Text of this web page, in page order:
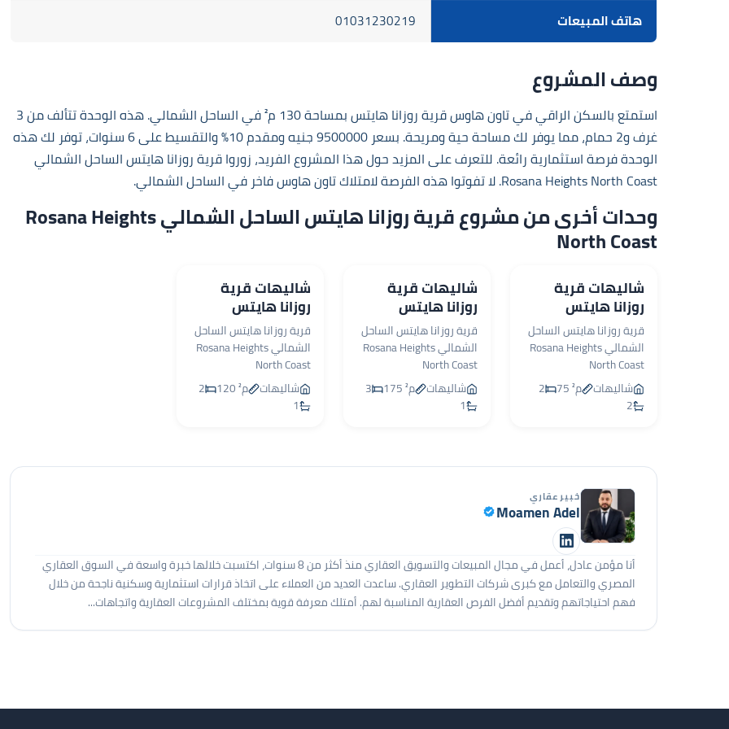
هاتف المبيعات
01031230219
وصف المشروع
استمتع بالسكن الراقي في تاون هاوس قرية روزانا هايتس بمساحة 130 م² في الساحل الشمالي. هذه الوحدة تتألف من 3
غرف و2 حمام، مما يوفر لك مساحة حية ومريحة. بسعر 9500000 جنيه ومقدم 10% والتقسيط على 6 سنوات، توفر لك هذه
الوحدة فرصة استثمارية رائعة. للتعرف على المزيد حول هذا المشروع الفريد، زورواقرية روزانا هايتس الساحل الشمالي
Rosana Heights North Coast. لا تفوتوا هذه الفرصة لامتلاك تاون هاوس فاخر في الساحل الشمالي.
وحدات أخرى من مشروع قرية روزانا هايتس الساحل الشمالي Rosana Heights
North Coast
6,150,000 جم
شاليهات قرية
روزانا هايتس
بمساحة 75 م²
الساحل الشمالي
قرية روزانا هايتس الساحل
الشمالي Rosana Heights
North Coast
شاليهات 75 م²
2
2
شاليهات قرية
روزانا هايتس
بمساحة 175 م²
الساحل الشمالي
قرية روزانا هايتس الساحل
الشمالي Rosana Heights
North Coast
شاليهات 175 م²
3
1
شاليهات قرية
روزانا هايتس
بمساحة 120 م²
الساحل الشمالي
قرية روزانا هايتس الساحل
الشمالي Rosana Heights
North Coast
شاليهات 120 م²
2
1
خبير عقاري
Moamen Adel
أنا مؤمن عادل، أعمل في مجال المبيعات والتسويق العقاري منذ أكثر من 8 سنوات، اكتسبت خلالها خبرة واسعة في السوق العقاري
المصري والتعامل مع كبرى شركات التطوير العقاري. ساعدت العديد من العملاء على اتخاذ قرارات استثمارية وسكنية ناجحة من خلال
فهم احتياجاتهم وتقديم أفضل الفرص العقارية المناسبة لهم. أمتلك معرفة قوية بمختلف المشروعات العقارية واتجاهات...